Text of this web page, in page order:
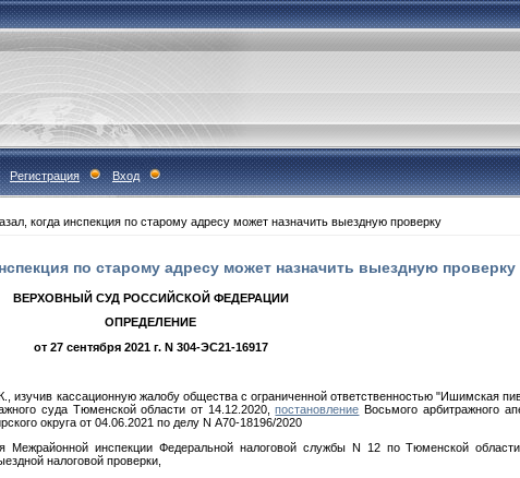
Регистрация Вход
когда инспекция по старому адресу может назначить выездную проверку
по старому адресу может назначить выездную проверку
ВЕРХОВНЫЙ СУД РОССИЙСКОЙ ФЕДЕРАЦИИ
ОПРЕДЕЛЕНИЕ
от 27 сентября 2021 г. N 304-ЭС21-16917
изучив кассационную жалобу общества с ограниченной ответственностью "Ишимская
суда Тюменской области от 14.12.2020,постановление Восьмого арбитражного
округа от 04.06.2021 по делу N А70-18196/2020
инспекции Федеральной налоговой службы N 12 по Тюменской
налоговой проверки,